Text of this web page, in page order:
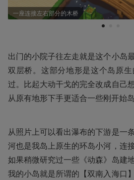
一座连接左右部分的木桥
1
出门的小院子往左走就是这个小岛
双层桥。这部分地形是这个岛原
过。比起大动干戈的完全改成自己
从原有地形下手更适合一些刚开始岛
从照片上可以看出瀑布的下游是一
河也是我岛上原生的环岛小河，连
如果稍微研究过一些《动森》岛建
我的小岛就是所谓的【双南入海口